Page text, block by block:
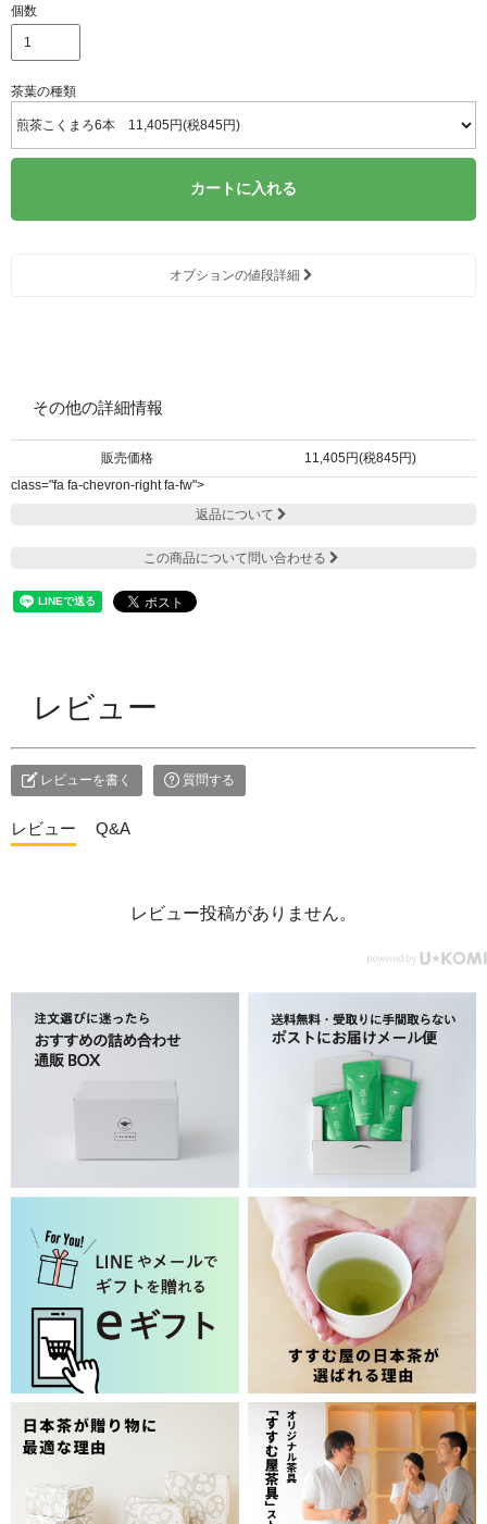
個数
茶葉の種類
カートに入れる
オプションの値段詳細
その他の詳細情報
販売価格
11,405円(税845円)
class="fa fa-chevron-right fa-fw">
返品について
この商品について問い合わせる
レビュー
レビューを書く 質問する
レビュー Q&A
レビュー投稿がありません。